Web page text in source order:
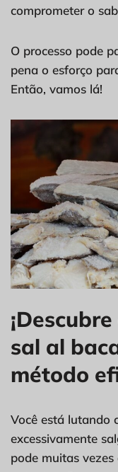
comprometer o
O processo pode
pena o esforço
Então, vamos lá!
sal al
método
Você está lutando
excessivamente
pode muitas